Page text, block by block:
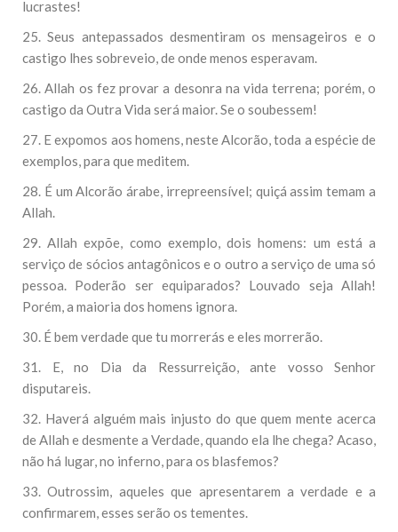
lucrastes!
25. Seus antepassados desmentiram os mensageiros e o
castigo lhes sobreveio, de onde menos esperavam.
26. Allah os fez provar a desonra na vida terrena; porém, o
castigo da Outra Vida será maior. Se o soubessem!
27. E expomos aos homens, neste Alcorão, toda a espécie de
exemplos, para que meditem.
28. É um Alcorão árabe, irrepreensível; quiçá assim temam a
Allah.
29. Allah expõe, como exemplo, dois homens: um está a
serviço de sócios antagônicos e o outro a serviço de uma só
pessoa. Poderão ser equiparados? Louvado seja Allah!
Porém, a maioria dos homens ignora.
30. É bem verdade que tu morrerás e eles morrerão.
31. E, no Dia da Ressurreição, ante vosso Senhor
disputareis.
32. Haverá alguém mais injusto do que quem mente acerca
de Allah e desmente a Verdade, quando ela lhe chega? Acaso,
não há lugar, no inferno, para os blasfemos?
33. Outrossim, aqueles que apresentarem a verdade e a
confirmarem, esses serão os tementes.